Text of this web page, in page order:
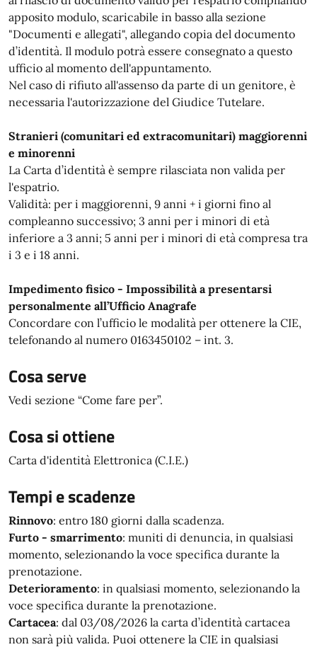
apposito modulo, scaricabile in basso alla sezione
"Documenti e allegati", allegando copia del documento
d’identità. Il modulo potrà essere consegnato a questo
ufficio al momento dell'appuntamento.
Nel caso di rifiuto all'assenso da parte di un genitore, è
necessaria l'autorizzazione del Giudice Tutelare.
Stranieri (comunitari ed extracomunitari) maggiorenni
e minorenni
La Carta d’identità è sempre rilasciata non valida per
l'espatrio.
Validità: per i maggiorenni, 9 anni + i giorni fino al
compleanno successivo; 3 anni per i minori di età
inferiore a 3 anni; 5 anni per i minori di età compresa tra
i 3 e i 18 anni.
Impedimento fisico - Impossibilità a presentarsi
personalmente all’Ufficio Anagrafe
Concordare con l’ufficio le modalità per ottenere la CIE,
telefonando al numero 0163450102 – int. 3.
Cosa serve
Vedi sezione “Come fare per”.
Cosa si ottiene
Carta d'identità Elettronica (C.I.E.)
Tempi e scadenze
Rinnovo: entro 180 giorni dalla scadenza.
Furto - smarrimento: muniti di denuncia, in qualsiasi
momento, selezionando la voce specifica durante la
prenotazione.
Deterioramento: in qualsiasi momento, selezionando la
voce specifica durante la prenotazione.
Cartacea: dal 03/08/2026 la carta d’identità cartacea
non sarà più valida. Puoi ottenere la CIE in qualsiasi